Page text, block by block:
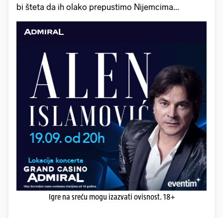
bi šteta da ih olako prepustimo Nijemcima...
Igre na sreću mogu izazvati ovisnost. 18+